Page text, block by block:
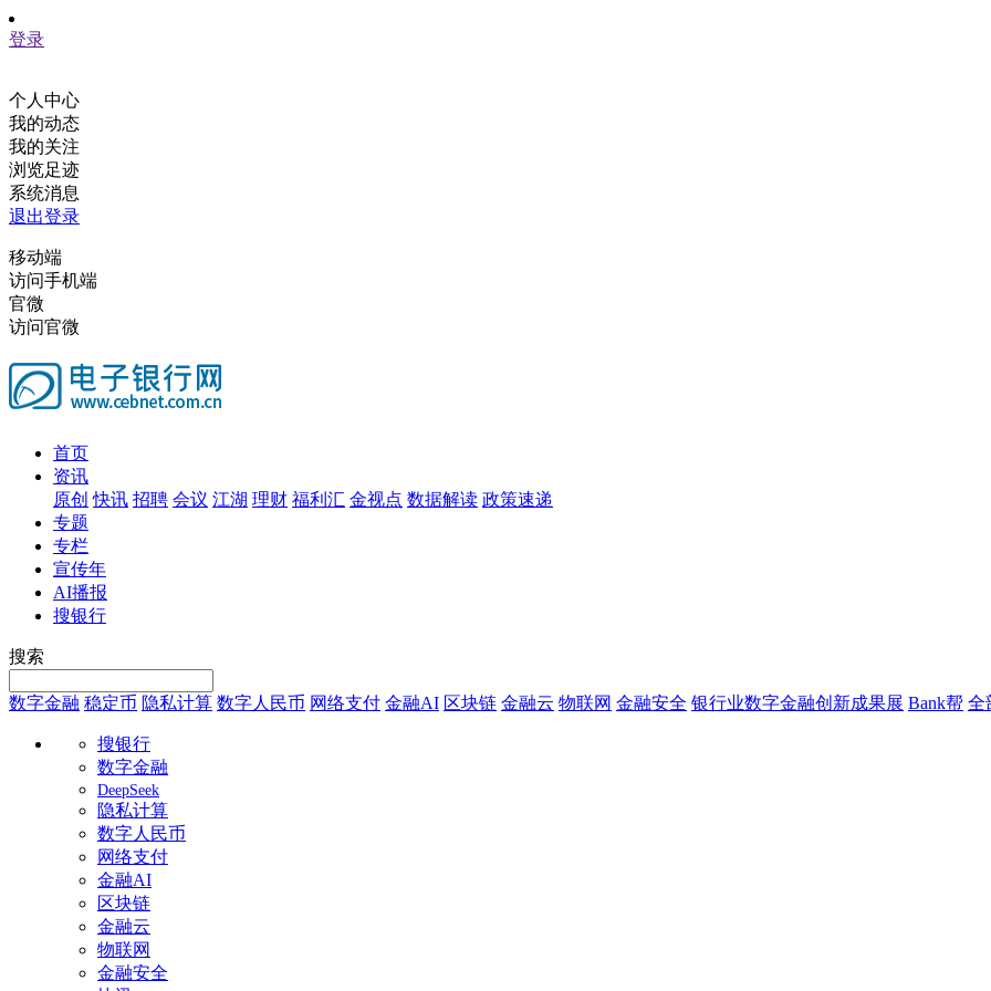
登录
个人中心
我的动态
我的关注
浏览足迹
系统消息
退出登录
移动端
访问手机端
官微
访问官微
首页
资讯
原创 快讯 招聘 会议 江湖 理财 福利汇 金视点 数据解读 政策速递
专题
专栏
宣传年
AI播报
搜银行
搜索
数字金融 稳定币 隐私计算 数字人民币 网络支付 金融AI 区块链 金融云 物联网 金融安全 银行业数字金融创新成果展 Bank帮 全
搜银行
数字金融
DeepSeek
隐私计算
数字人民币
网络支付
金融AI
区块链
金融云
物联网
金融安全